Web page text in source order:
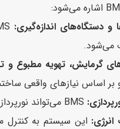
و دستگاه‌های اندازه‌گیری:
می‌شود.
گرمایش، تهویه مطبوع و
بر اساس نیازهای واقعی
این سیستم به کنترل